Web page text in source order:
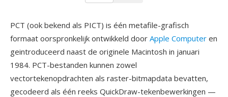
PCT (ook bekend als PICT) is één metafile-grafisch
formaat oorspronkelijk ontwikkeld door Apple Computer en
geintroduceerd naast de originele Macintosh in januari
1984. PCT-bestanden kunnen zowel
vectortekenopdrachten als raster-bitmapdata bevatten,
gecodeerd als één reeks QuickDraw-tekenbewerkingen —